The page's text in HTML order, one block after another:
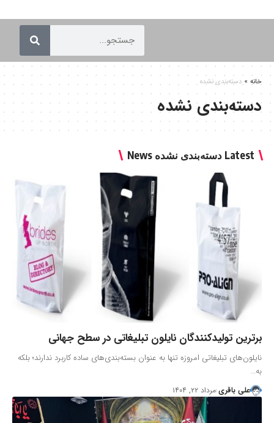
خانه » دسته‌بندی نشده
دسته‌بندی نشده
Latest دسته‌بندی نشده News
برترین تولیدکنندگان نایلون تبلیغاتی در سطح جهانی
نایلون‌های تبلیغاتی امروزه تنها به عنوان بسته‌بندی‌های ساده کاربرد ندارند؛ بلکه
به…
علی باقری مرداد ۲۲, ۱۴۰۴